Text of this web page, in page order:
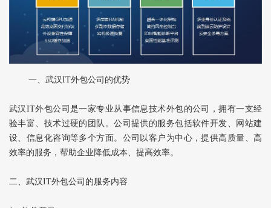
一、武汉IT外包公司的优势
武汉IT外包公司是一家专业从事信息技术外包的公司，拥有一支经
验丰富、技术过硬的团队。公司提供的服务包括软件开发、网站建
设、信息化咨询等多个方面。公司以客户为中心，提供高质量、高
效率的服务，帮助企业降低成本、提高效率。
二、武汉IT外包公司的服务内容